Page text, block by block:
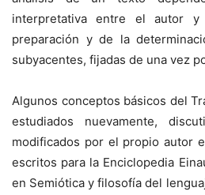
interpretativa entre el autor
preparación y de la
subyacentes, fijadas de una vez
Algunos conceptos básicos del
estudiados nuevamente,
modificados por el propio autor
escritos para la Enciclopedia
en Semiótica y filosofía del